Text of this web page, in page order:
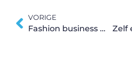
VORIGE
Fashion business management